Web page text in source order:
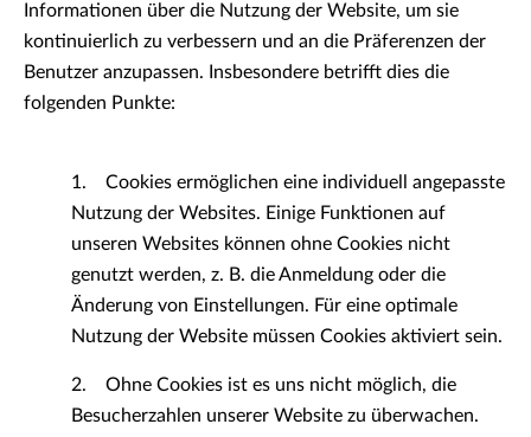
Informationen über die Nutzung der Website, um sie
kontinuierlich zu verbessern und an die Präferenzen der
Benutzer anzupassen. Insbesondere betrifft dies die
folgenden Punkte:
1. Cookies ermöglichen eine individuell angepasste
Nutzung der Websites. Einige Funktionen auf
unseren Websites können ohne Cookies nicht
genutzt werden, z. B. die Anmeldung oder die
Änderung von Einstellungen. Für eine optimale
Nutzung der Website müssen Cookies aktiviert sein.
2. Ohne Cookies ist es uns nicht möglich, die
Besucherzahlen unserer Website zu überwachen.